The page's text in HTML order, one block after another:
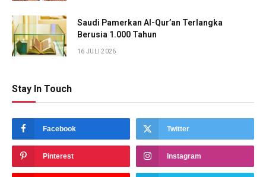
Saudi Pamerkan Al-Qur’an Terlangka
Berusia 1.000 Tahun
16 JULI 2026
Stay In Touch
Facebook Twitter
Pinterest Instagram